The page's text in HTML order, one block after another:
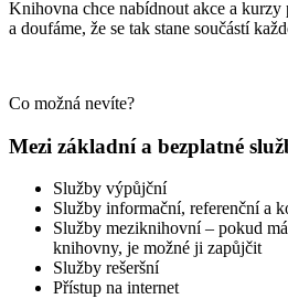
Knihovna chce nabídnout akce a
a doufáme, že se tak stane součástí
Co možná nevíte?
Mezi základní a bezplatné
Služby výpůjční
Služby informační, referenční a
Služby meziknihovní – pokud
knihovny, je možné ji zapůjčit
Služby rešeršní
Přístup na internet